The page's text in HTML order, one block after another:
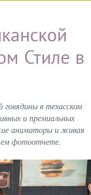
Стиле в
говядины в техасском
и премиальных
аниматоры и живая
фотоотчете.